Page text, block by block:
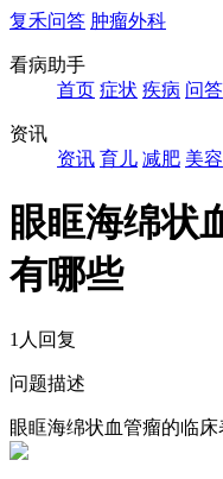
复禾问答 肿瘤外科
看病助手
首页 症状 疾病 问答
资讯
资讯 育儿 减肥 美容
眼眶海绵状
有哪些
1人回复
问题描述
眼眶海绵状血管瘤的临